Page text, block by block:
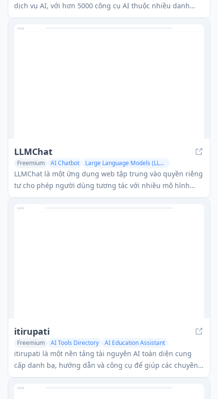
dịch vụ AI, với hơn 5000 công cụ AI thuộc nhiều danh
mục khác nhau.
LLMChat
Freemium AI Chatbot
Large Language Models (LLMs)
AI Tools Directory
LLMChat là một ứng dụng web tập trung vào quyền riêng
tư cho phép người dùng tương tác với nhiều mô hình
ngôn ngữ AI bằng cách sử dụng các khóa API của riêng
họ, được tăng cường với các plugin và tính năng bộ nhớ
itirupati
Freemium AI Tools Directory
AI Education Assistant
AI Podcast Assistant
itirupati là một nền tảng tài nguyên AI toàn diện cung
cấp danh bạ, hướng dẫn và công cụ để giúp các chuyên
gia tận dụng công nghệ AI trong nhiều ngành công
nghiệp khác nhau.